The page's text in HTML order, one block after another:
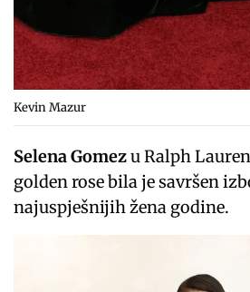
Kevin Mazur
Selena Gomezu Ralph
golden rose bila je savršen
najuspješnijih žena godine.